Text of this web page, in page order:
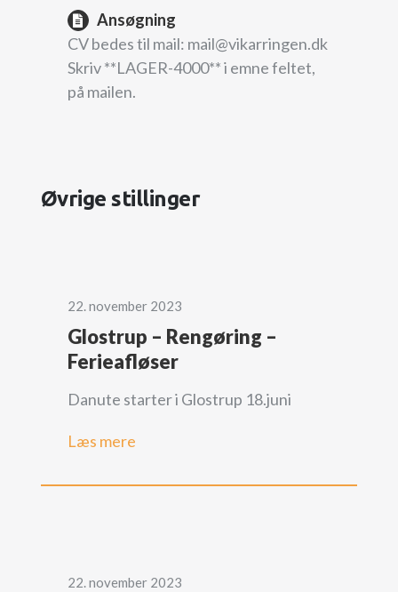
Ansøgning
CV bedes til mail: mail@vikarringen.dk
Skriv **LAGER-4000** i emne feltet,
på mailen.
Øvrige stillinger
22. november 2023
Glostrup – Rengøring –
Ferieafløser
Danute starter i Glostrup 18.juni
Læs mere
22. november 2023